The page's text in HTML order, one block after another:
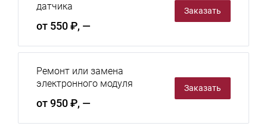
датчика
от 550 ₽, —
Заказать
Ремонт или замена
электронного модуля
от 950 ₽, —
Заказать